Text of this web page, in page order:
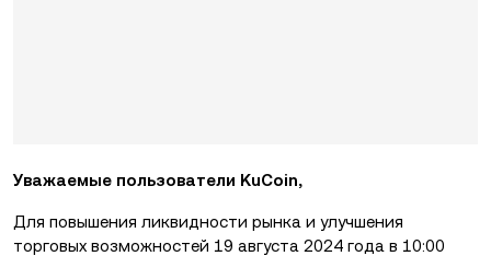
Уважаемые пользователи KuCoin,
Для повышения ликвидности рынка и улучшения
торговых возможностей 19 августа 2024 года в 10:00